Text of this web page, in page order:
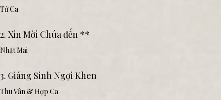
Tứ Ca
2. Xin Mời Chúa đến **
Nhật Mai
3. Giáng Sinh Ngợi Khen
Thu Vân & Hợp Ca